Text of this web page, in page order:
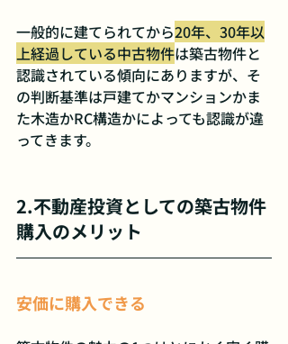
一般的に建てられてから20年、30年以
上経過している中古物件は築古物件と
認識されている傾向にありますが、そ
の判断基準は戸建てかマンションかま
た木造かRC構造かによっても認識が違
ってきます。
2.不動産投資としての築古物件
購入のメリット
安価に購入できる